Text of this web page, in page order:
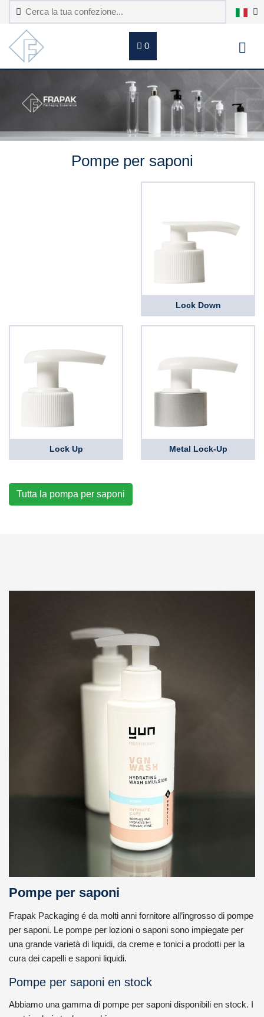
0
Pompe per saponi
Lock Down
Lock Up Metal Lock-Up
Tutta la pompa per saponi
Pompe per saponi
Frapak Packaging é da molti anni fornitore all’ingrosso di pompe
per saponi. Le pompe per lozioni o saponi sono impiegate per
una grande varietà di liquidi, da creme e tonici a prodotti per la
cura dei capelli e saponi liquidi.
Pompe per saponi en stock
Abbiamo una gamma di pompe per saponi disponibili en stock. I